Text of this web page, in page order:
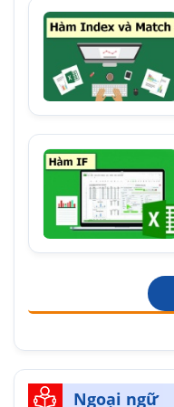
Ngoại ngữ